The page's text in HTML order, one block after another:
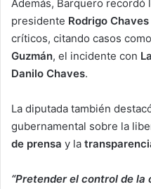
Además, Barquero recordó
presidente Rodrigo Chaves
críticos, citando casos
Guzmán, el incidente con
Danilo Chaves.
La diputada también
gubernamental sobre la
de prensa y la
“Pretender el control de